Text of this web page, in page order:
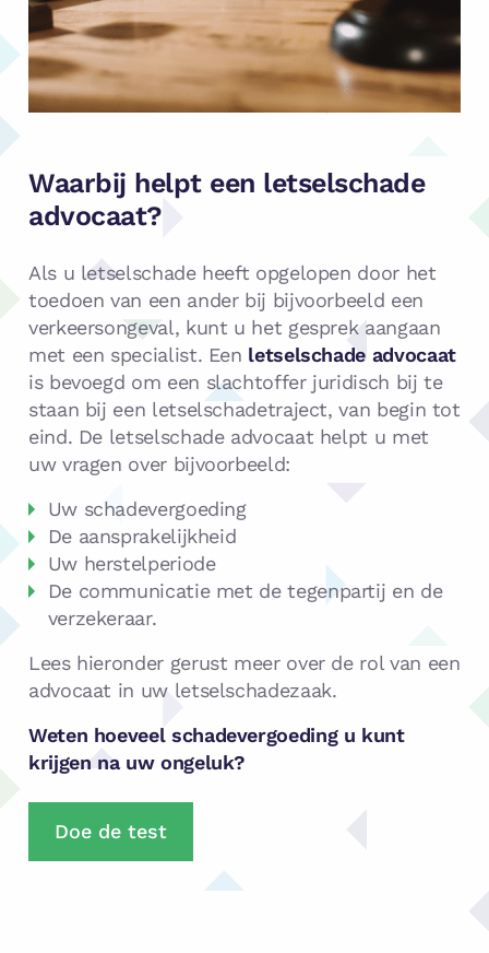
Waarbij helpt een letselschade
advocaat?
Als u letselschade heeft opgelopen door het
toedoen van een ander bij bijvoorbeeld een
verkeersongeval, kunt u het gesprek aangaan
met een specialist. Een letselschade advocaat
is bevoegd om een slachtoffer juridisch bij te
staan bij een letselschadetraject, van begin tot
eind. De letselschade advocaat helpt u met
uw vragen over bijvoorbeeld:
Uw schadevergoeding
De aansprakelijkheid
Uw herstelperiode
De communicatie met de tegenpartij en de
verzekeraar.
Lees hieronder gerust meer over de rol van een
advocaat in uw letselschadezaak.
Weten hoeveel schadevergoeding u kunt
krijgen na uw ongeluk?
Doe de test